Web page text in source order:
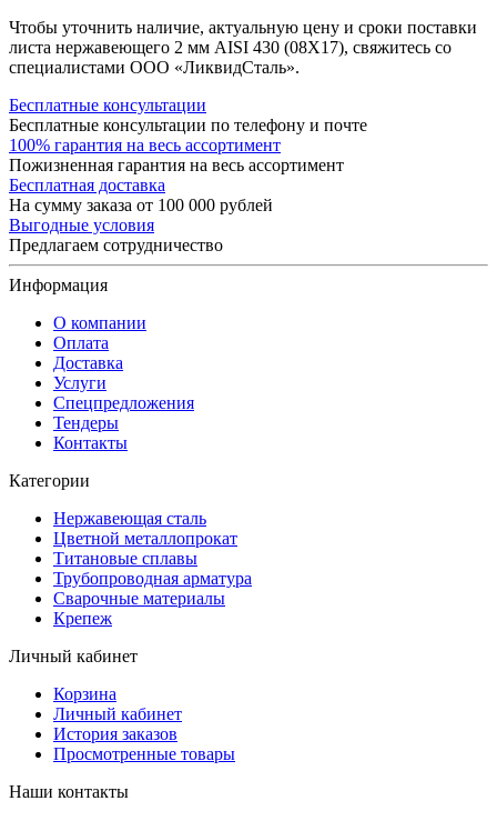
Чтобы уточнить наличие, актуальную цену и сроки поставки
листа нержавеющего 2 мм AISI 430 (08Х17), свяжитесь со
специалистами ООО «ЛиквидСталь».
Бесплатные консультации
Бесплатные консультации по телефону и почте
100% гарантия на весь ассортимент
Пожизненная гарантия на весь ассортимент
Бесплатная доставка
На сумму заказа от 100 000 рублей
Выгодные условия
Предлагаем сотрудничество
Информация
О компании
Оплата
Доставка
Услуги
Спецпредложения
Тендеры
Контакты
Категории
Нержавеющая сталь
Цветной металлопрокат
Титановые сплавы
Трубопроводная арматура
Сварочные материалы
Крепеж
Личный кабинет
Корзина
Личный кабинет
История заказов
Просмотренные товары
Наши контакты